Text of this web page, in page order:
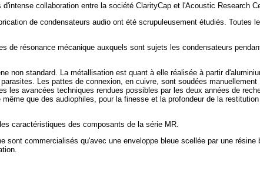
collaboration entre la société ClarityCap et l'Acoustic Research
de condensateurs audio ont été scrupuleusement étudiés. Toutes
de résonance mécanique auxquels sont sujets les condensateurs
non standard. La métallisation est quant à elle réalisée à partir
Les pattes de connexion, en cuivre, sont soudées
avancées techniques rendues possibles par les deux années de
que des audiophiles, pour la finesse et la profondeur de la
caractéristiques des composants de la série MR.
commercialisés qu'avec une enveloppe bleue scellée par une